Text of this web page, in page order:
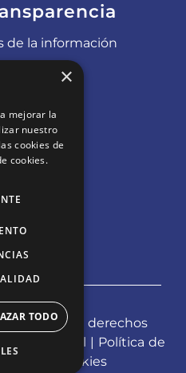
de la información
Todos los derechos
Aviso Legal | Política de
de Cookies
×
mejorar la
nuestro
cookies de
cookies.
TODO